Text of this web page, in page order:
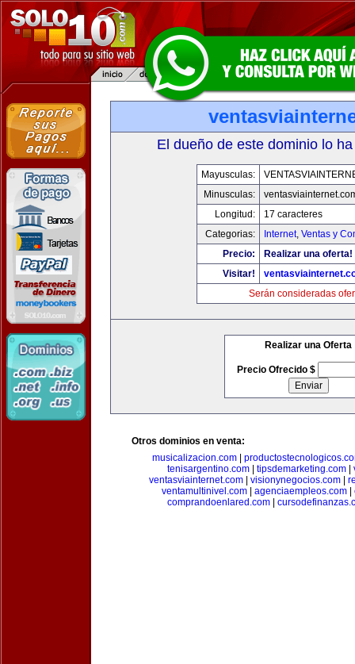
El dueño de este dominio lo
Mayusculas:
Minusculas:
Longitud:
17 caracteres
Categorias:
Internet, Ventas y
Precio:
Realizar una oferta!
Visitar!
Serán consideradas
Realizar una Oferta
Precio Ofrecido $
Otros dominios en venta:
musicalizacion.com|
tenisargentino.com
tipsdemarketing.com
ventasviainternet.com
visionynegocios.com
ventamultinivel.com| agenciaempleos.com|
comprandoenlared.com|